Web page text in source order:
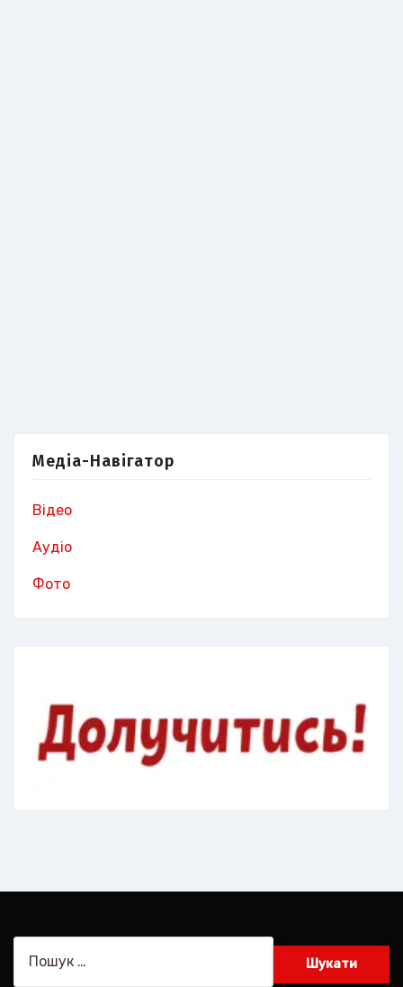
Медіа-Навігатор
Відео
Аудіо
Фото